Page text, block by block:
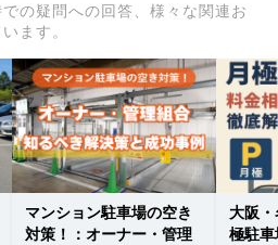
の疑問への回答、様々な関連お
ます。
マンション駐車場の空き
対策！：オーナー・管理
大阪
極駐